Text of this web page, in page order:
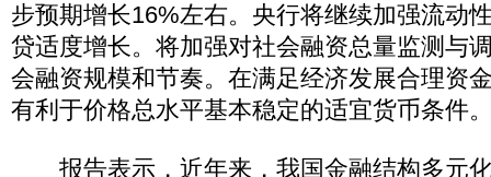
步预期增长16%左右。央行将继续加强流动
贷适度增长。将加强对社会融资总量监测与
会融资规模和节奏。在满足经济发展合理资
有利于价格总水平基本稳定的适宜货币条件
报告表示，近年来，我国金融结构多元